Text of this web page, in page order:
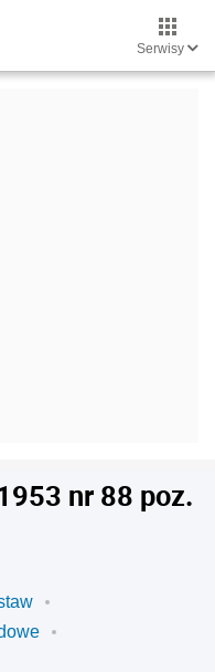
Serwisy
nr 88 poz.